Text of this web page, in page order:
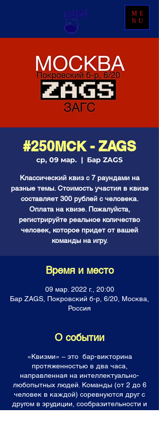
ME
NU
#250МСК - ZAGS
ср, 09 мар.
  |
Бар ZAGS
Классический квиз с 7 раундами на
разные темы. Стоимость участия в квизе
составляет 300 рублей с человека.
Оплата на квизе. Пожалуйста,
регистрируйте реальное количество
человек, которое придет от вашей
команды на игру.
Время и место
09 мар. 2022 г., 20:00
Бар ZAGS, Покровский б-р, 6/20, Москва,
Россия
О событии
«Квизми» – это бар-викторина
протяженностью в два часа,
направленная на интеллектуально-
любопытных людей. Команды (от 2 до 6
человек в каждой) соревнуются друг с
другом в эрудиции, сообразительности и